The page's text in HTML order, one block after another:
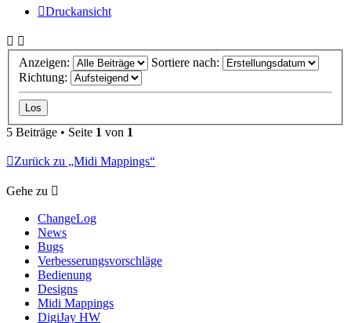
Druckansicht
Anzeigen:
Sortiere nach:
Richtung:
5 Beiträge • Seite 1 von 1
Zurück zu „Midi Mappings“
Gehe zu
ChangeLog
News
Bugs
Verbesserungsvorschläge
Bedienung
Designs
Midi Mappings
DigiJay HW